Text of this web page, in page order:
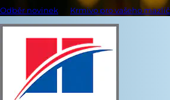
Odběr novinek Krmivo pro vašeho